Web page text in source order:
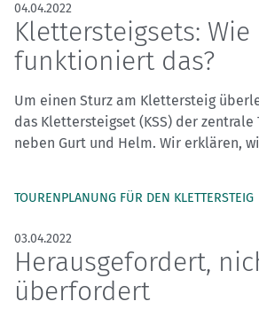
04.04.2022
Klettersteigsets: Wie
funktioniert das?
Um einen Sturz am Klettersteig
das Klettersteigset (KSS) der zentrale
neben Gurt und Helm. Wir erklären,
TOURENPLANUNG FÜR DEN KLETTERSTEIG
03.04.2022
Herausgefordert,
überfordert